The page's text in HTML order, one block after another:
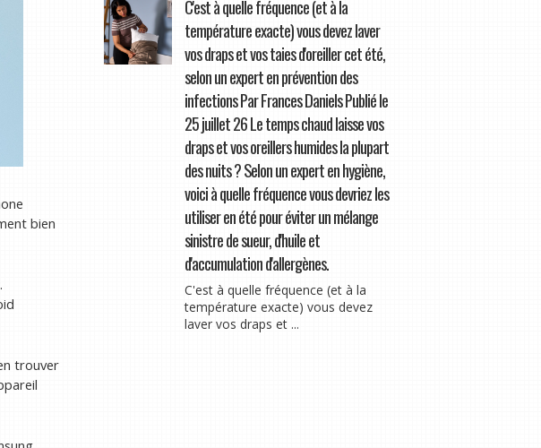
bien
trouver
C'est à quelle fréquence (et à la
température exacte) vous devez laver
vos draps et vos taies d'oreiller cet été,
selon un expert en prévention des
infections Par Frances Daniels Publié le
25 juillet 26 Le temps chaud laisse vos
draps et vos oreillers humides la plupart
des nuits ? Selon un expert en hygiène,
voici à quelle fréquence vous devriez les
utiliser en été pour éviter un mélange
sinistre de sueur, d'huile et
d'accumulation d'allergènes.
C'est à quelle fréquence (et à la
température exacte) vous devez
laver vos draps et ...